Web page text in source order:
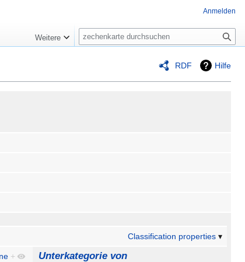
RDF Hilfe
Classification properties
+ Unterkategorie von
Anmelden
Weitere
Suche